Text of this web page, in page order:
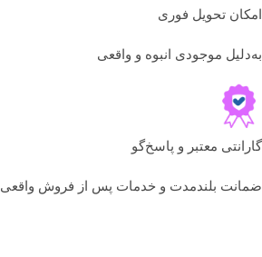
امکان تحویل فوری
به‌دلیل موجودی انبوه و واقعی
گارانتی معتبر و پاسخ‌گو
ضمانت بلندمدت و خدمات پس از فروش واقعی